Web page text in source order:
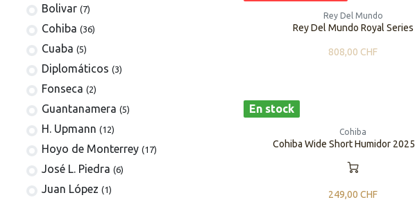
​Bolivar (7)
Cohiba (36)
Cuaba (5)
Diplomáticos (3)
Fonseca (2)
Guantanamera (5)
H. Upmann (12)
Hoyo de Monterrey (17)
José L. Piedra (6)
Juan López (1)
Rey Del Mundo
Rey Del Mundo Royal Series
808,00 CHF
En stock
Cohiba
Cohiba Wide Short Humidor
249,00 CHF